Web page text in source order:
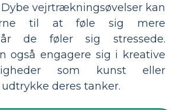
vejrtrækningsøvelser kan
til at føle sig mere
de føler sig stressede.
også engagere sig i kreative
som kunst eller
deres tanker.